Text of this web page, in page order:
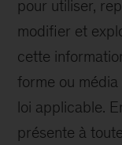
pour utiliser,
modifier et
cette
forme ou
loi applicable.
présente à